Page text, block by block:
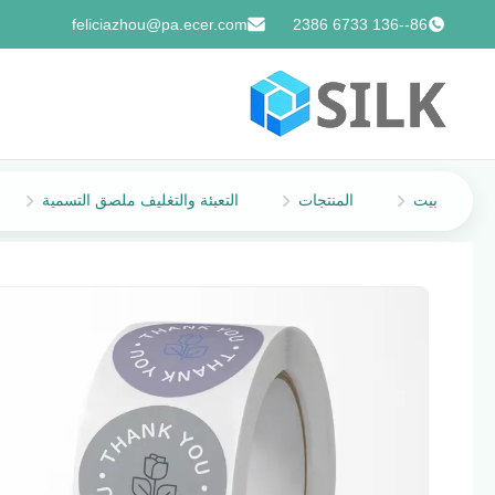
86--136 6733 2386
feliciazhou@pa.ecer.com
بيت المنتجات التعبئة والتغليف ملصق التسمية